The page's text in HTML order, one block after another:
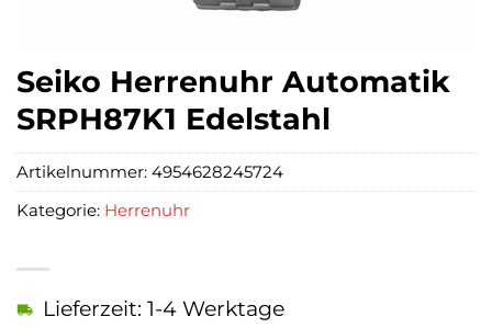
Seiko Herrenuhr Automatik
SRPH87K1 Edelstahl
Lieferzeit: 1-4 Werktage
Artikelnummer: 4954628245724
Kategorie: Herrenuhr